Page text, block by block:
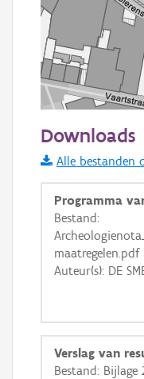
Informatie
i
+ −
Basis Lagen
Downloads
Alle bestanden
Programma
Bestand:
maatregelen.pdf
Auteur(s): DE
Verslag van
Bestand: Bijlage